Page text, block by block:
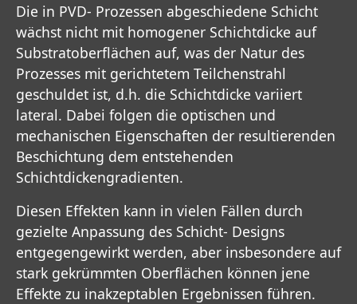
Die in PVD- Prozessen abgeschiedene Schicht
wächst nicht mit homogener Schichtdicke auf
Substratoberflächen auf, was der Natur des
Prozesses mit gerichtetem Teilchenstrahl
geschuldet ist, d.h. die Schichtdicke variiert
lateral. Dabei folgen die optischen und
mechanischen Eigenschaften der resultierenden
Beschichtung dem entstehenden
Schichtdickengradienten.
Diesen Effekten kann in vielen Fällen durch
gezielte Anpassung des Schicht- Designs
entgegengewirkt werden, aber insbesondere auf
stark gekrümmten Oberflächen können jene
Effekte zu inakzeptablen Ergebnissen führen.